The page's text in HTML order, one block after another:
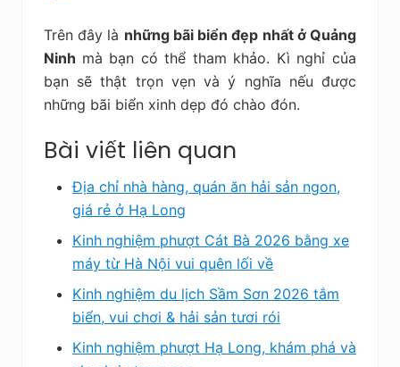
Trên đây là những bãi biển đẹp nhất ở Quảng
Ninh mà bạn có thể tham khảo. Kì nghỉ của
bạn sẽ thật trọn vẹn và ý nghĩa nếu được
những bãi biển xinh dẹp đó chào đón.
Bài viết liên quan
Địa chỉ nhà hàng, quán ăn hải sản ngon,
giá rẻ ở Hạ Long
Kinh nghiệm phượt Cát Bà 2026 bằng xe
máy từ Hà Nội vui quên lối về
Kinh nghiệm du lịch Sầm Sơn 2026 tắm
biển, vui chơi & hải sản tươi rói
Kinh nghiệm phượt Hạ Long, khám phá và